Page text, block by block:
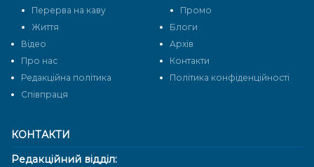
КОНТАКТИ
Редакційний відділ:
Перерва на каву
Промо
Життя
Блоги
Відео
Архів
Про нас
Контакти
Редакційна політика
Політика конфіденційності
Cпівпраця